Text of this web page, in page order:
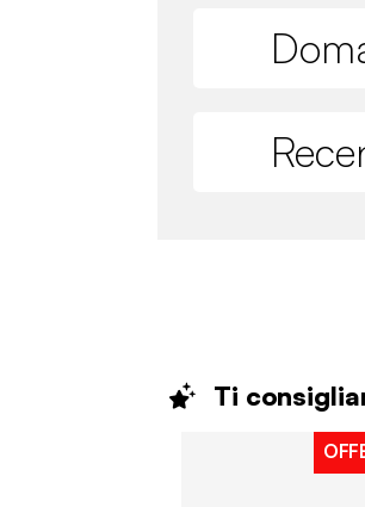
Ti